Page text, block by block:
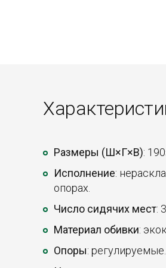
Размеры (Ш×Г×В):
Исполнение:
опорах.
Число сидячих мест:
Материал обивки:
Опоры: регулируемые.